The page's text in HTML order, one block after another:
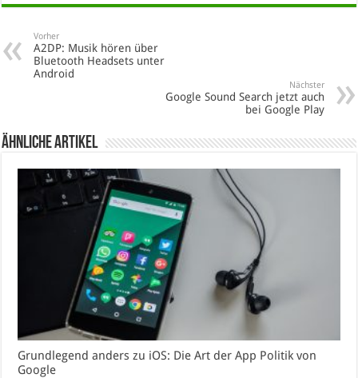
Vorher
A2DP: Musik hören über
Bluetooth Headsets unter
Android
Nächster
Google Sound Search jetzt auch
bei Google Play
Ähnliche Artikel
Grundlegend anders zu iOS: Die Art der App Politik von
Google